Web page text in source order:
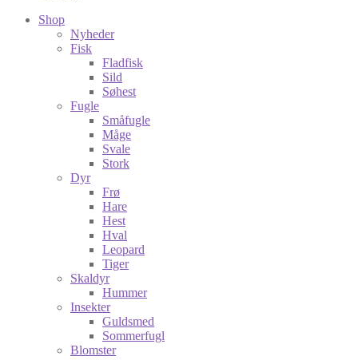
Shop
Nyheder
Fisk
Fladfisk
Sild
Søhest
Fugle
Småfugle
Måge
Svale
Stork
Dyr
Frø
Hare
Hest
Hval
Leopard
Tiger
Skaldyr
Hummer
Insekter
Guldsmed
Sommerfugl
Blomster